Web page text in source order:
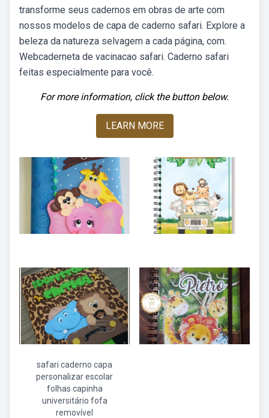
transforme seus cadernos em obras de arte com
nossos modelos de capa de caderno safari. Explore a
beleza da natureza selvagem a cada página, com.
Webcaderneta de vacinacao safari. Caderno safari
feitas especialmente para você.
For more information, click the button below.
LEARN MORE
safari caderno capa
personalizar escolar
folhas capinha
universitário fofa
removível